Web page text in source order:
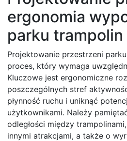
ergonomia
parku trampolin
Projektowanie przestrzeni
proces, który wymaga
Kluczowe jest ergonomiczne
poszczególnych stref
płynność ruchu i uniknąć
użytkownikami. Należy
odległości między
innymi atrakcjami, a także o